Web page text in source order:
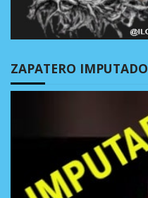
ZAPATERO IMPUTADO